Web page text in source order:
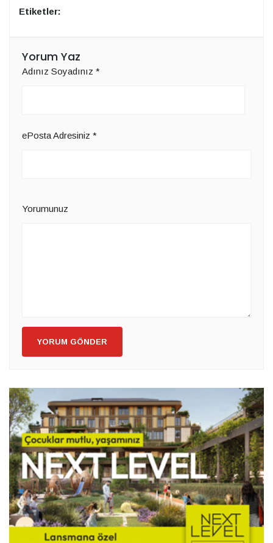
Etiketler:
Yorum Yaz
Adınız Soyadınız *
ePosta Adresiniz *
Yorumunuz
YORUM GÖNDER